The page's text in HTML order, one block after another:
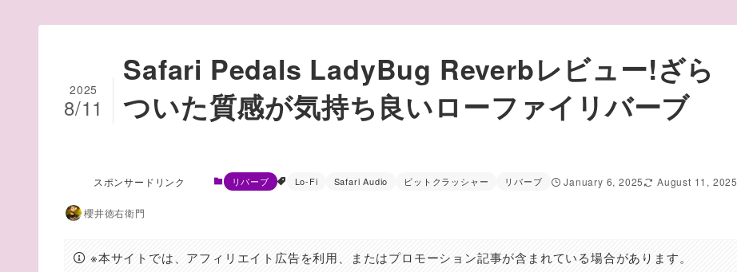
Safari Pedals LadyBug Reverbレビュー!ざら
ついた質感が気持ち良いローファイリバーブ
2025
8/11
スポンサードリンク リバーブ Lo-Fi Safari Audio ビットクラッシャー リバーブ January 6, 2025 August 11, 2025
櫻井徳右衛門
※本サイトでは、アフィリエイト広告を利用、またはプロモーション記事が含まれている場合があります。